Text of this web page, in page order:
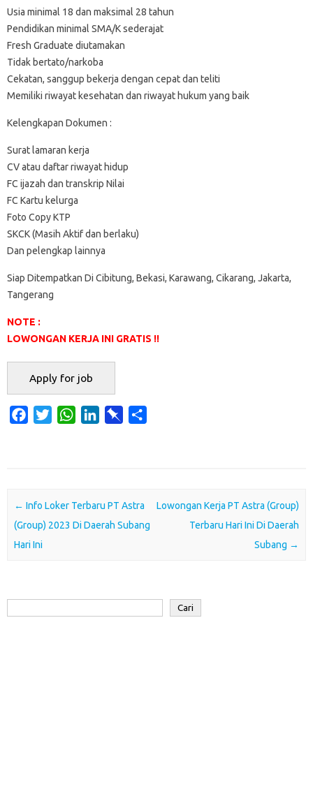
Usia minimal 18 dan maksimal 28 tahun
Pendidikan minimal SMA/K sederajat
Fresh Graduate diutamakan
Tidak bertato/narkoba
Cekatan, sanggup bekerja dengan cepat dan teliti
Memiliki riwayat kesehatan dan riwayat hukum yang baik
Kelengkapan Dokumen :
Surat lamaran kerja
CV atau daftar riwayat hidup
FC ijazah dan transkrip Nilai
FC Kartu kelurga
Foto Copy KTP
SKCK (Masih Aktif dan berlaku)
Dan pelengkap lainnya
Siap Ditempatkan Di Cibitung, Bekasi, Karawang, Cikarang, Jakarta,
Tangerang
NOTE :
LOWONGAN KERJA INI GRATIS !!
o
o
k
e
r
W
A
p
d
I
a
r
Post navigation
← Info Loker Terbaru PT Astra
(Group) 2023 Di Daerah Subang
Hari Ini
Lowongan Kerja PT Astra (Group)
Terbaru Hari Ini Di Daerah
Subang →
Cari
Cari